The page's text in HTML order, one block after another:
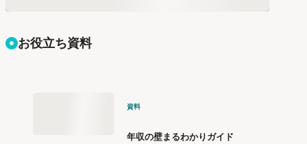
お役立ち資料
資料
年収の壁まるわかりガイド